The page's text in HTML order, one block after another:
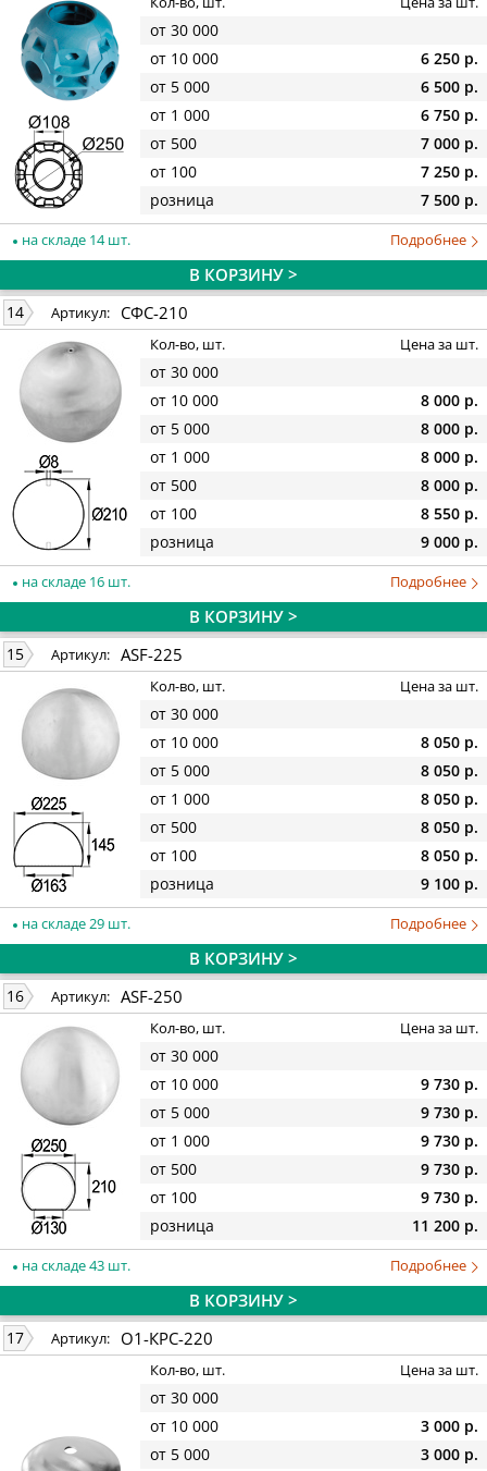
от 30 000
от 10 000
6 250 р.
от 5 000
6 500 р.
от 1 000
6 750 р.
от 500
7 000 р.
от 100
7 250 р.
розница
7 500 р.
на складе 14 шт. Подробнее
В КОРЗИНУ >
14 Артикул: СФС-210
Кол-во, шт. Цена за шт.
от 30 000
от 10 000
8 000 р.
от 5 000
8 000 р.
от 1 000
8 000 р.
от 500
8 000 р.
от 100
8 550 р.
розница
9 000 р.
на складе 16 шт. Подробнее
В КОРЗИНУ >
15 Артикул: ASF-225
Кол-во, шт. Цена за шт.
от 30 000
от 10 000
8 050 р.
от 5 000
8 050 р.
от 1 000
8 050 р.
от 500
8 050 р.
от 100
8 050 р.
розница
9 100 р.
на складе 29 шт. Подробнее
В КОРЗИНУ >
16 Артикул: ASF-250
Кол-во, шт. Цена за шт.
от 30 000
от 10 000
9 730 р.
от 5 000
9 730 р.
от 1 000
9 730 р.
от 500
9 730 р.
от 100
9 730 р.
розница
11 200 р.
на складе 43 шт. Подробнее
В КОРЗИНУ >
17 Артикул: О1-КРС-220
Кол-во, шт. Цена за шт.
от 30 000
от 10 000
3 000 р.
от 5 000
3 000 р.